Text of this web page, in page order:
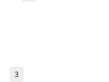
3